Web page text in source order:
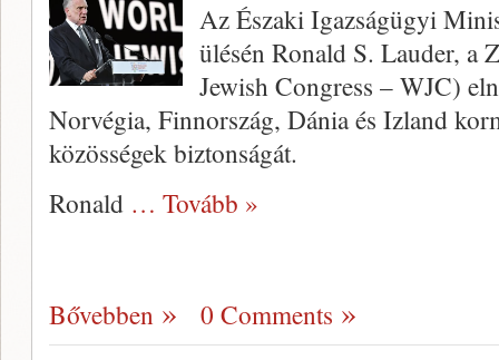
Az Északi Igazságügyi
ülésén Ronald S. Lauder, a
Jewish Congress – WJC)
Norvégia, Finnország, Dánia és Izland
közösségek biztonságát.
Ronald … Tovább »
Bővebben 0 Comments